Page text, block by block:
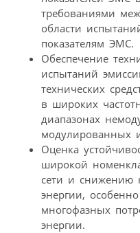
требованиями
области
показателям ЭМС.
Обеспечение
испытаний
технических
в широких
диапазонах
модулированных
Оценка
широкой
сети и снижению
энергии,
многофазных
энергии.